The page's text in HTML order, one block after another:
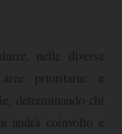
nelle diverse
prioritarie: e
determinando chi
andrà coinvolto e